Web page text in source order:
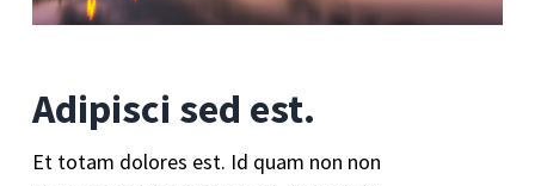
Adipisci sed est.
Et totam dolores est. Id quam non non